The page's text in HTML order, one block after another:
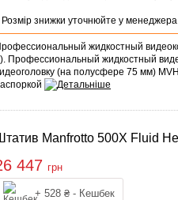
Розмір знижки уточнюйте у
жидкостный
Профессиональный жидкостный
(на полусфере 75 мм)
Manfrotto 500X Fluid
447 грн
+ 528 ₴ - Кешбек